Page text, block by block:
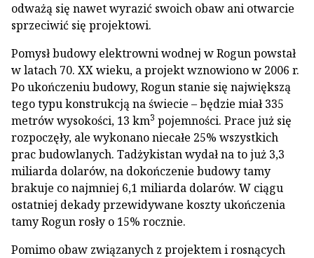
odważą się nawet wyrazić swoich obaw ani otwarcie
sprzeciwić się projektowi.
Pomysł budowy elektrowni wodnej w Rogun powstał
w latach 70. XX wieku, a projekt wznowiono w 2006 r.
Po ukończeniu budowy, Rogun stanie się największą
tego typu konstrukcją na świecie – będzie miał 335
metrów wysokości, 13 km3 pojemności. Prace już się
rozpoczęły, ale wykonano niecałe 25% wszystkich
prac budowlanych. Tadżykistan wydał na to już 3,3
miliarda dolarów, na dokończenie budowy tamy
brakuje co najmniej 6,1 miliarda dolarów. W ciągu
ostatniej dekady przewidywane koszty ukończenia
tamy Rogun rosły o 15% rocznie.
Pomimo obaw związanych z projektem i rosnących